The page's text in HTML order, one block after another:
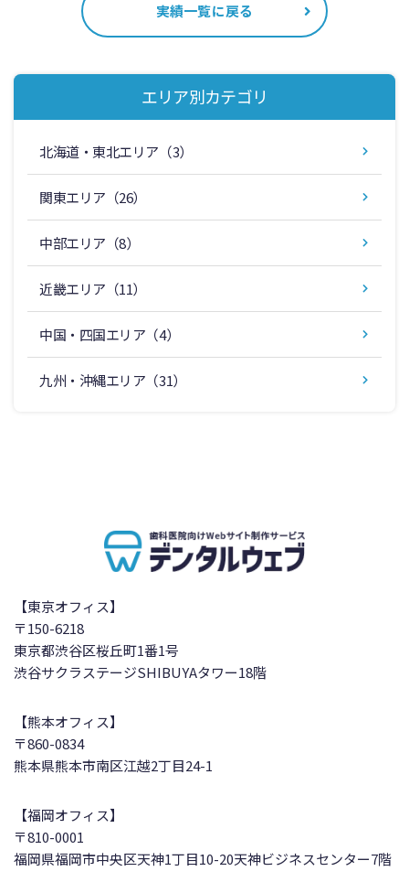
実績一覧に戻る
エリア別カテゴリ
北海道・東北エリア （3）
関東エリア （26）
中部エリア （8）
近畿エリア （11）
中国・四国エリア （4）
九州・沖縄エリア （31）
【東京オフィス】
〒150-6218
東京都渋谷区桜丘町1番1号
渋谷サクラステージSHIBUYAタワー18階
【熊本オフィス】
〒860-0834
熊本県熊本市南区江越2丁目24-1
【福岡オフィス】
〒810-0001
福岡県福岡市中央区天神1丁目10-20天神ビジネスセンター7階